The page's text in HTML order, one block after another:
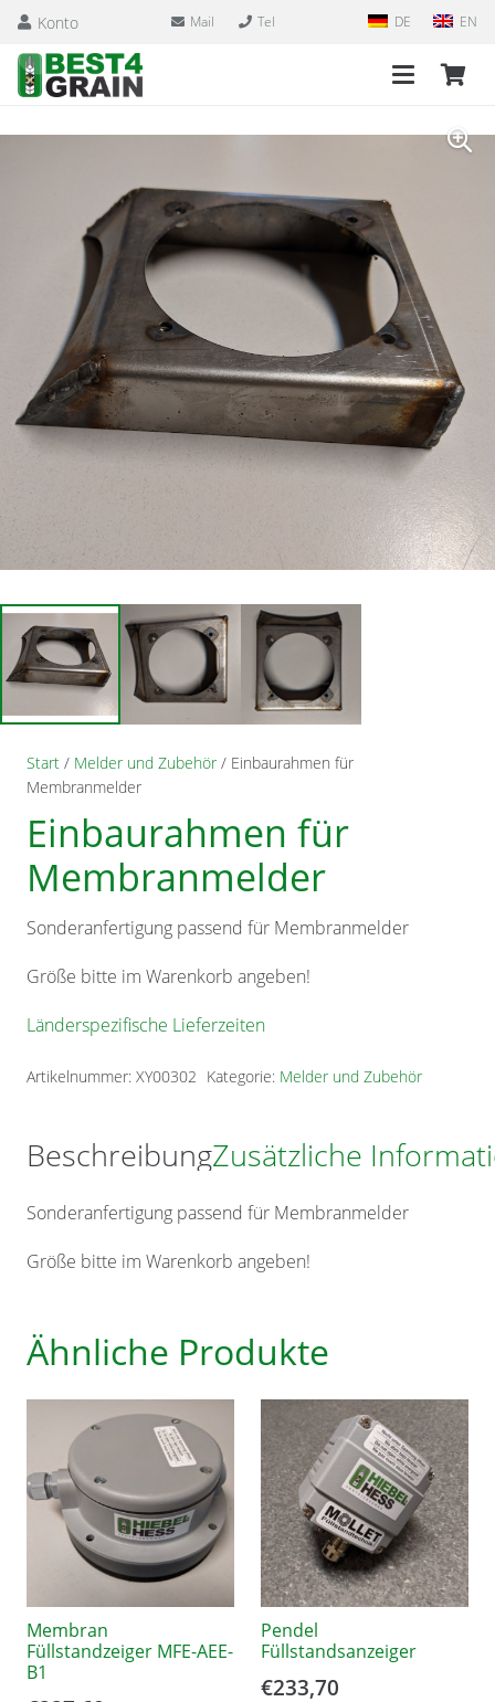
Konto Mail Tel DE EN
Start / Melder und Zubehör / Einbaurahmen für
Membranmelder
Einbaurahmen für
Membranmelder
Sonderanfertigung passend für Membranmelder
Größe bitte im Warenkorb angeben!
Länderspezifische Lieferzeiten
Artikelnummer: XY00302 Kategorie: Melder und Zubehör
BeschreibungZusätzliche
Sonderanfertigung passend für Membranmelder
Größe bitte im Warenkorb angeben!
Ähnliche Produkte
Membran
Füllstandzeiger MFE-AEE-
B1
Pendel
Füllstandsanzeiger
€233,70